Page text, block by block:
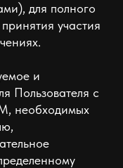
для полного
участия
и
Пользователя с
необходимых